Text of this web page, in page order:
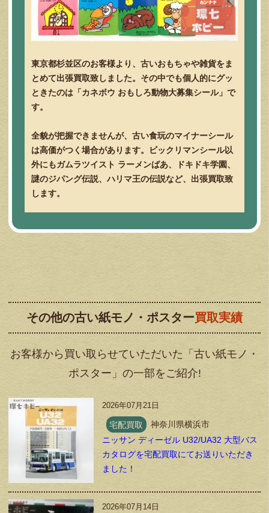
東京都杉並区のお客様より、古いおもちゃや雑貨をま
とめて出張買取致しました。その中でも個人的にグッ
ときたのは「カネボウ おもしろ動物大募集シール」で
す。
全貌が把握できませんが、古い食玩のマイナーシール
は高価がつく場合があります。ビックリマンシール以
外にもガムラツイスト ラーメンばあ、ドキドキ学園、
謎のジパング伝説、ハリマ王の伝説など、出張買取致
します。
その他の古い紙モノ・ポスター買取実績
お客様から買い取らせていただいた「古い紙モノ・
ポスター」の一部をご紹介!
2026年07月21日
宅配買取
神奈川県横浜市
ニッサン ディーゼル U32/UA32 大型バス
カタログを宅配買取にてお送りいただき
ました！
2026年07月14日